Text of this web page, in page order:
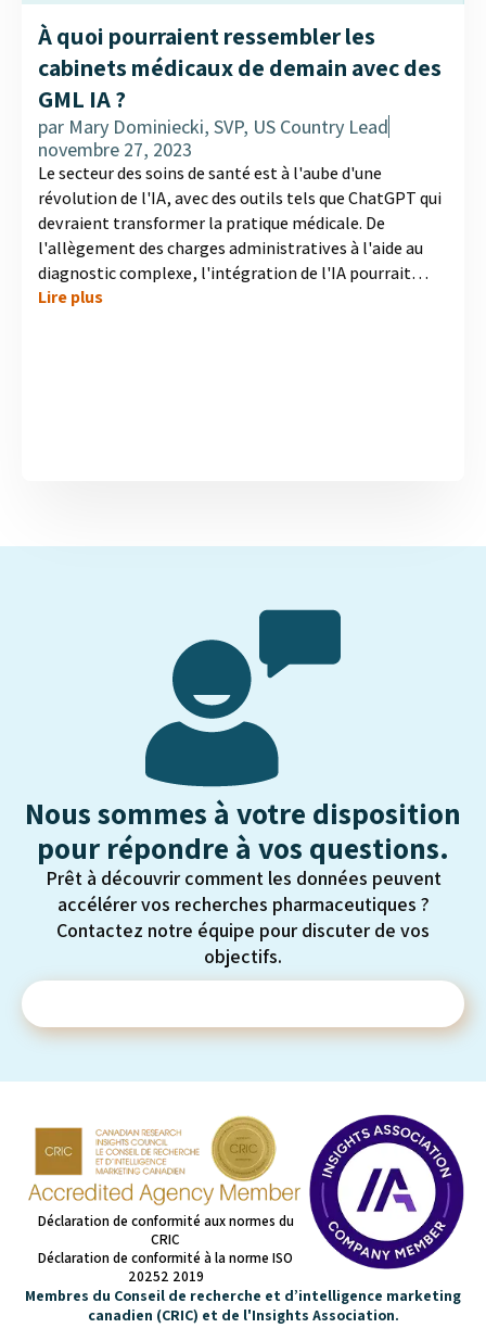
À quoi pourraient ressembler les
cabinets médicaux de demain avec des
GML IA ?
par Mary Dominiecki, SVP, US Country Lead
novembre 27, 2023
Le secteur des soins de santé est à l'aube d'une
révolution de l'IA, avec des outils tels que ChatGPT qui
devraient transformer la pratique médicale. De
l'allègement des charges administratives à l'aide au
diagnostic complexe, l'intégration de l'IA pourrait
permettre aux médecins de consacrer plus de temps
Lire plus
Nous sommes à votre disposition
pour répondre à vos questions.
Prêt à découvrir comment les données peuvent
accélérer vos recherches pharmaceutiques ?
Contactez notre équipe pour discuter de vos
objectifs.
Déclaration de conformité aux normes du
CRIC
Déclaration de conformité à la norme ISO
20252 2019
Membres du Conseil de recherche et d’intelligence marketing
canadien (CRIC) et de l'Insights Association.